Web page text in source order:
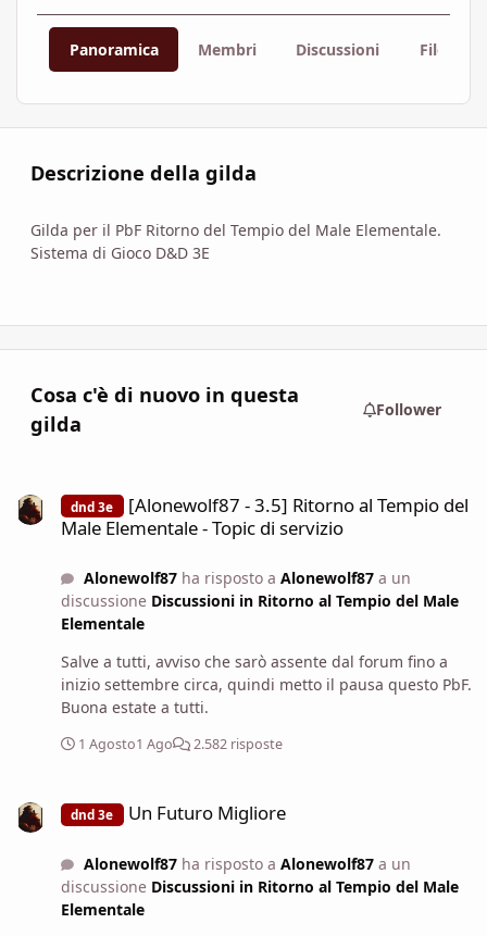
Panoramica Membri Discussioni File
Descrizione della gilda
Gilda per il PbF Ritorno del Tempio del Male Elementale.
Sistema di Gioco D&D 3E
Cosa c'è di nuovo in questa
gilda
Follower
dnd 3e
[Alonewolf87 - 3.5] Ritorno al Tempio del
Male Elementale - Topic di servizio
Alonewolf87ha risposto a Alonewolf87a un
discussione Discussioni in Ritorno al Tempio del Male
Elementale
Salve a tutti, avviso che sarò assente dal forum fino a
inizio settembre circa, quindi metto il pausa questo PbF.
Buona estate a tutti.
1 Agosto1 Ago 2.582 risposte
dnd 3e Un Futuro Migliore
Alonewolf87ha risposto a Alonewolf87a un
discussione Discussioni in Ritorno al Tempio del Male
Elementale